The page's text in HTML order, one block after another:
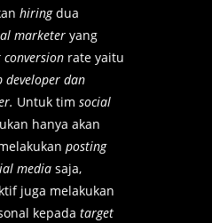
hiringdua
marketer yang
rate yaitu
developer dan
Untuk tim social
hanya akan
posting
media saja,
juga melakukan
kepada target